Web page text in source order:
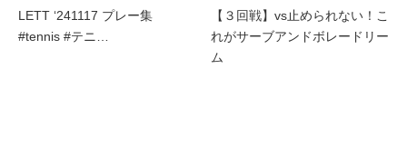
LETT ‘241117 プレー集
#tennis #テニ…
【３回戦】vs止められない！こ
れがサーブアンドボレードリー
ム